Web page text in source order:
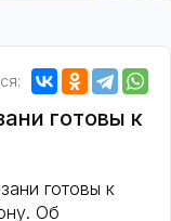
готовы к
готовы к
Об